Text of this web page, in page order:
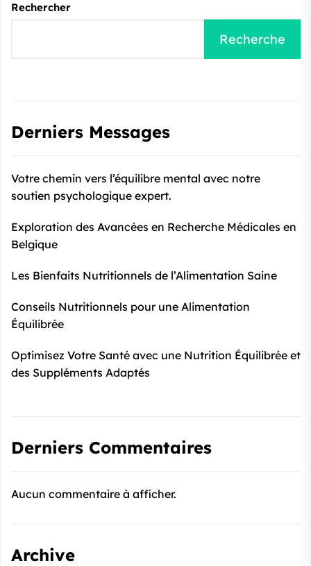
Rechercher
Recherche
Derniers Messages
Votre chemin vers l’équilibre mental avec notre
soutien psychologique expert.
Exploration des Avancées en Recherche Médicales en
Belgique
Les Bienfaits Nutritionnels de l’Alimentation Saine
Conseils Nutritionnels pour une Alimentation
Équilibrée
Optimisez Votre Santé avec une Nutrition Équilibrée et
des Suppléments Adaptés
Derniers Commentaires
Aucun commentaire à afficher.
Archive